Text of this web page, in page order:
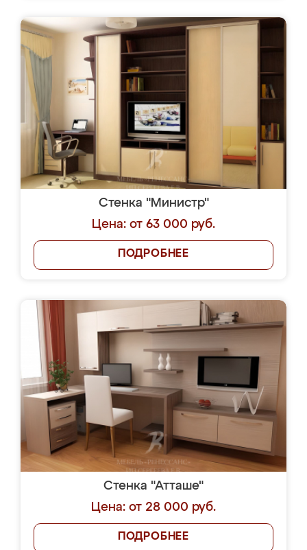
Стенка "Министр"
Цена: от 63 000 руб.
ПОДРОБНЕЕ
Стенка "Атташе"
Цена: от 28 000 руб.
ПОДРОБНЕЕ